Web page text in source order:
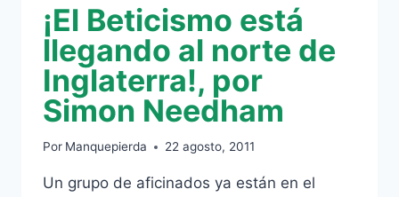
¡El Beticismo está
llegando al norte de
Inglaterra!, por
Simon Needham
Por Manquepierda 22 agosto, 2011
Un grupo de aficinados ya están en el